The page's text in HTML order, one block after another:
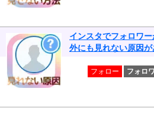
インスタでフォロワ
外にも見れない原因
フォロー フォロ